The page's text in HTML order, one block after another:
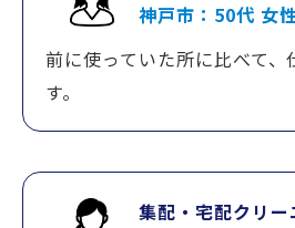
神戸市：50代 女
前に使っていた所に比べて、
す。
集配・宅配クリー